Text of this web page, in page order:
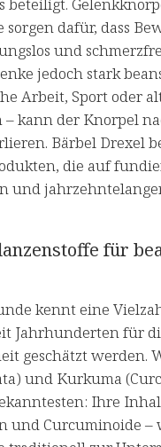
beteiligt.
sorgen dafür, dass
und
jedoch stark
Arbeit, Sport oder
– kann der Knorpel
Bärbel Drexel
die auf
und
für
kennt eine
Jahrhunderten für
geschätzt werden.
und Kurkuma
Ihre
und Curcuminoide –